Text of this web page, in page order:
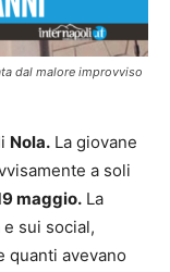
dal malore improvviso
Nola. La giovane
a soli
maggio. La
sui social,
quanti avevano